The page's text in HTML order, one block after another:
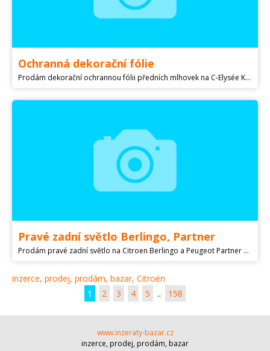
Ochranná dekorační fólie
Prodám dekorační ochrannou fólii předních mlhovek na C-Elysée Kód dílu 1 Cena 1500
Pravé zadní světlo Berlingo, Partner
Prodám pravé zadní světlo na Citroen Berlingo a Peugeot Partner Kód dílu 9657976980 Cena 500
inzerce, prodej, prodám, bazar, Citroën
1
2 3 4 5 .. 158
www.inzeraty-bazar.cz
inzerce, prodej, prodám, bazar